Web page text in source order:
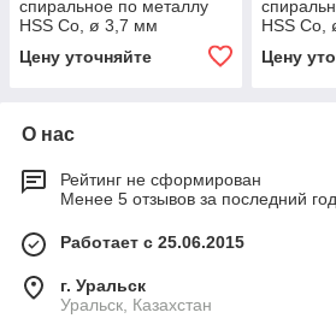
спиральное по металлу
HSS Co, ø 3,7 мм
Цену уточняйте
HSS Co,
Цену
О нас
Рейтинг не сформирован
Менее 5 отзывов за последний год
Работает с 25.06.2015
г. Уральск
Уральск, Казахстан